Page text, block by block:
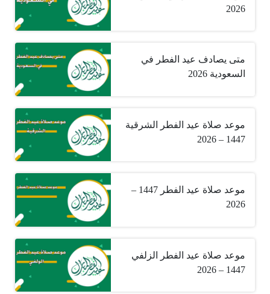
2026
متى يصادف عيد الفطر في
السعودية 2026
موعد صلاة عيد الفطر الشرقية
1447 – 2026
موعد صلاة عيد الفطر 1447 –
2026
موعد صلاة عيد الفطر الزلفي
1447 – 2026